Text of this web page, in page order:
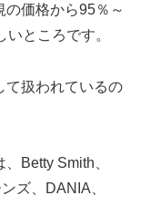
価格から95％～
ところです。
て扱われているの
Betty Smith、
ズ、DANIA、